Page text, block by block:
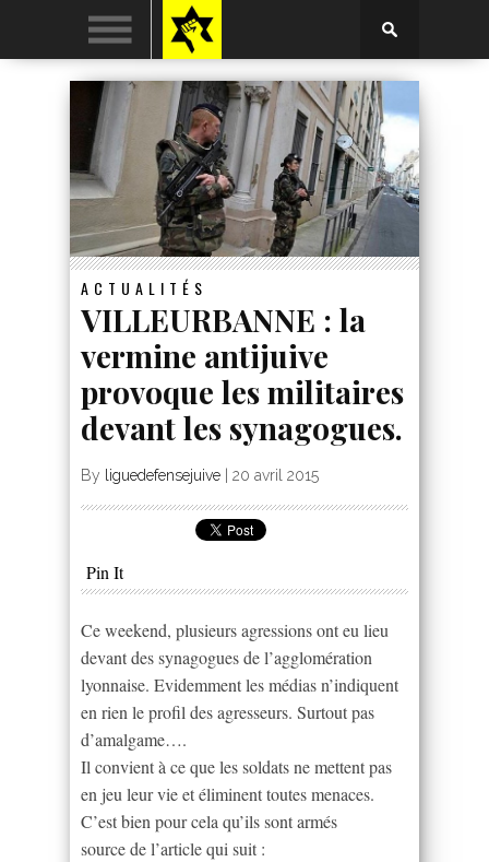
ACTUALITÉS
VILLEURBANNE : la
vermine antijuive
provoque les militaires
devant les synagogues.
By liguedefensejuive 20 avril 2015
Pin It
Ce weekend, plusieurs agressions ont eu lieu
devant des synagogues de l’agglomération
lyonnaise. Evidemment les médias n’indiquent
en rien le profil des agresseurs. Surtout pas
d’amalgame….
Il convient à ce que les soldats ne mettent pas
en jeu leur vie et éliminent toutes menaces.
C’est bien pour cela qu’ils sont armés
source de l’article qui suit :